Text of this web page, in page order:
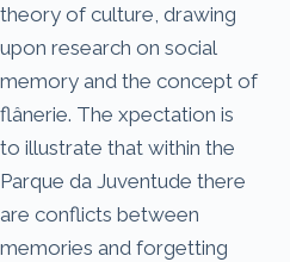
theory of culture, drawing
upon research on social
memory and the concept of
flânerie. The xpectation is
to illustrate that within the
Parque da Juventude there
are conflicts between
memories and forgetting